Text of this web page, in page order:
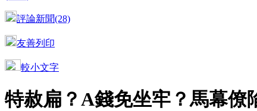
評論新聞(28)
友善列印
較小文字
特赦扁？A錢免坐牢？馬幕僚